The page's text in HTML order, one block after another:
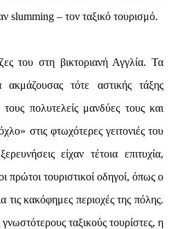
slumming – τον ταξικό τουρισμό.
του στη βικτοριανή Αγγλία. Τα
τότε αστικής τάξης
πολυτελείς μανδύες τους και
στις φτωχότερες γειτονιές του
είχαν τέτοια επιτυχία,
πρώτοι τουριστικοί οδηγοί, όπως ο
τις κακόφημες περιοχές της πόλης.
ταξικούς τουρίστες, η